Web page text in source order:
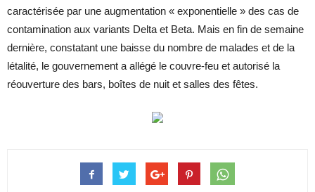
caractérisée par une augmentation « exponentielle » des cas de
contamination aux variants Delta et Beta. Mais en fin de semaine
dernière, constatant une baisse du nombre de malades et de la
létalité, le gouvernement a allégé le couvre-feu et autorisé la
réouverture des bars, boîtes de nuit et salles des fêtes.